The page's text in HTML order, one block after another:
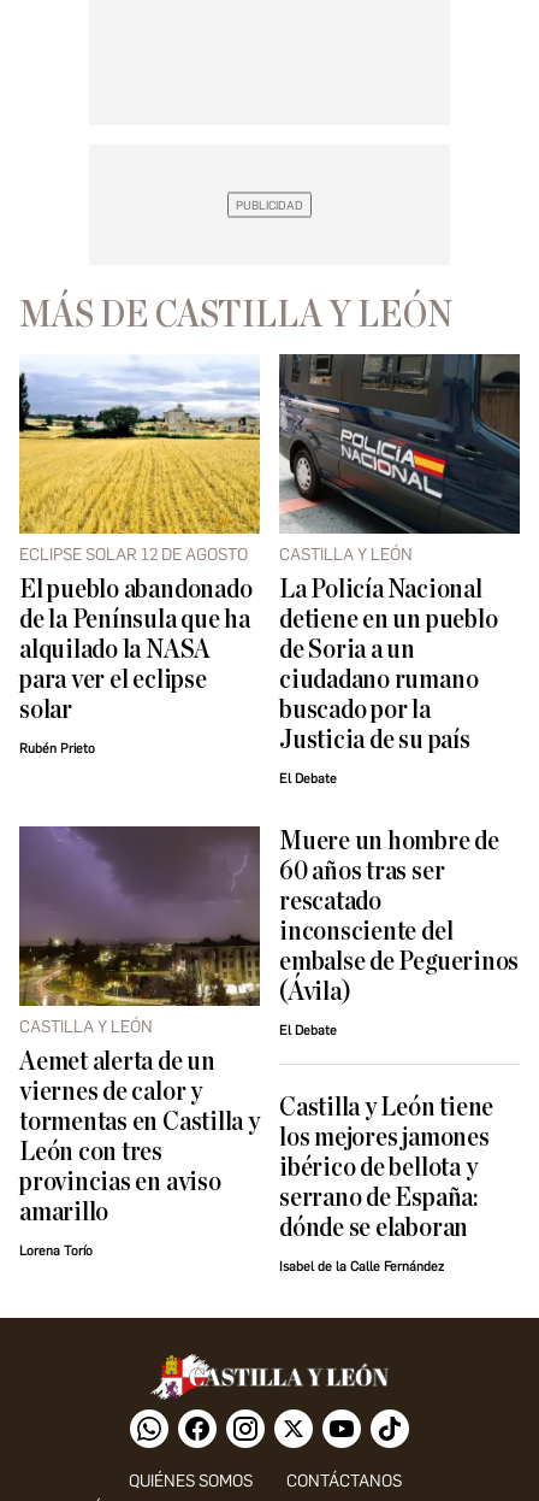
MÁS DE CASTILLA Y LEÓN
ECLIPSE SOLAR 12 DE AGOSTO
El pueblo abandonado
de la Península que ha
alquilado la NASA
para ver el eclipse
solar
Rubén Prieto
CASTILLA Y LEÓN
La Policía Nacional
detiene en un pueblo
de Soria a un
ciudadano rumano
buscado por la
Justicia de su país
El Debate
CASTILLA Y LEÓN
Aemet alerta de un
viernes de calor y
tormentas en Castilla y
León con tres
provincias en aviso
amarillo
Lorena Torío
Muere un hombre de
60 años tras ser
rescatado
inconsciente del
embalse de Peguerinos
(Ávila)
El Debate
Castilla y León tiene
los mejores jamones
ibérico de bellota y
serrano de España:
dónde se elaboran
Isabel de la Calle Fernández
QUIÉNES SOMOS
CONTÁCTANOS